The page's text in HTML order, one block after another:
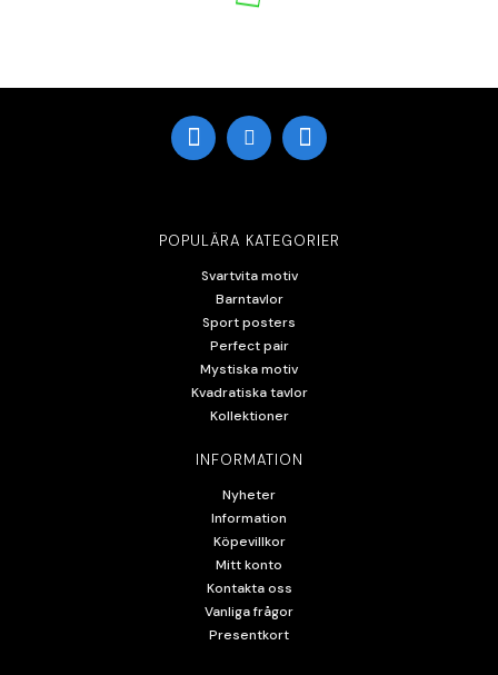
POPULÄRA KATEGORIER
Svartvita motiv
Barntavlor
Sport posters
Perfect pair
Mystiska motiv
Kvadratiska tavlor
Kollektioner
INFORMATION
Nyheter
Information
Köpevillkor
Mitt konto
Kontakta oss
Vanliga frågor
Presentkort